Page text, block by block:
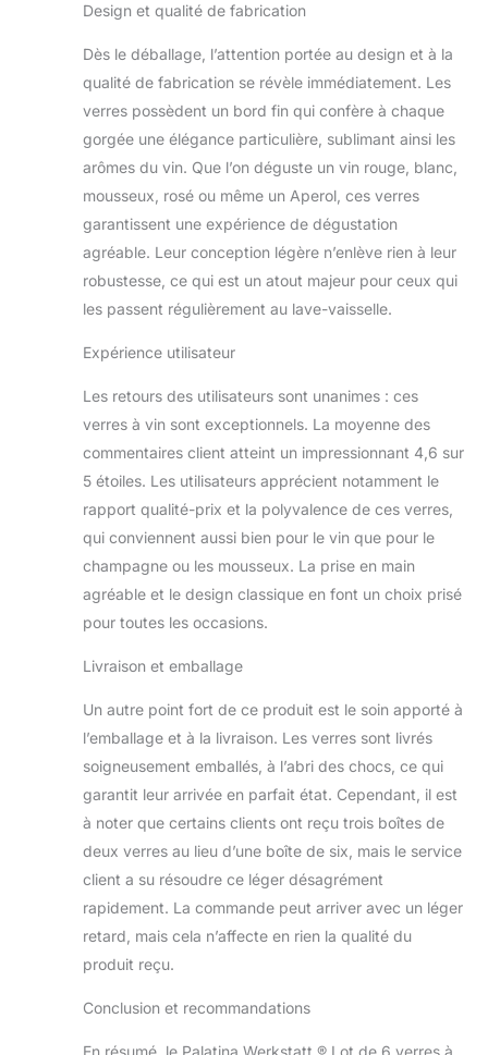
Design et qualité de fabrication
Dès le déballage, l’attention portée au design et à la
qualité de fabrication se révèle immédiatement. Les
verres possèdent un bord fin qui confère à chaque
gorgée une élégance particulière, sublimant ainsi les
arômes du vin. Que l’on déguste un vin rouge, blanc,
mousseux, rosé ou même un Aperol, ces verres
garantissent une expérience de dégustation
agréable. Leur conception légère n’enlève rien à leur
robustesse, ce qui est un atout majeur pour ceux qui
les passent régulièrement au lave-vaisselle.
Expérience utilisateur
Les retours des utilisateurs sont unanimes : ces
verres à vin sont exceptionnels. La moyenne des
commentaires client atteint un impressionnant 4,6 sur
5 étoiles. Les utilisateurs apprécient notamment le
rapport qualité-prix et la polyvalence de ces verres,
qui conviennent aussi bien pour le vin que pour le
champagne ou les mousseux. La prise en main
agréable et le design classique en font un choix prisé
pour toutes les occasions.
Livraison et emballage
Un autre point fort de ce produit est le soin apporté à
l’emballage et à la livraison. Les verres sont livrés
soigneusement emballés, à l’abri des chocs, ce qui
garantit leur arrivée en parfait état. Cependant, il est
à noter que certains clients ont reçu trois boîtes de
deux verres au lieu d’une boîte de six, mais le service
client a su résoudre ce léger désagrément
rapidement. La commande peut arriver avec un léger
retard, mais cela n’affecte en rien la qualité du
produit reçu.
Conclusion et recommandations